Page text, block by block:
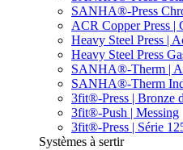
SANHA®-Press
ACR Copper Press |
Heavy Steel Press |
Heavy Steel Press
SANHA®-Therm |
SANHA®-Therm
3fit®-Press | Bronze
3fit®-Push | Messing
3fit®-Press | Série
Systèmes à sertir